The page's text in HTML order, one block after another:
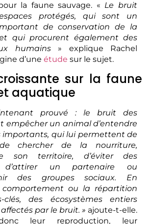
la faune sauvage. « Le bruit
protégés, qui sont un
de conservation de la
qui procurent également des
humains» explique Rachel
d’une étude sur le sujet.
sur la faune
aquatique
prouvé : le bruit des
empêcher un animal d’entendre
importants, qui lui permettent de
chercher de la nourriture,
son territoire, d’éviter des
d’attirer un partenaire ou
des groupes sociaux. En
ou la répartition
clés, des écosystèmes entiers
par le bruit. » ajoute-t-elle.
leur reproduction, leur